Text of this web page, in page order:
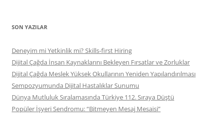
SON YAZILAR
Deneyim mi Yetkinlik mi? Skills-first Hiring
Dijital Çağda İnsan Kaynaklarını Bekleyen Fırsatlar ve Zorluklar
Dijital Çağda Meslek Yüksek Okullarının Yeniden Yapılandırılması
Sempozyumunda Dijital Hastalıklar Sunumu
Dünya Mutluluk Sıralamasında Türkiye 112. Sıraya Düştü
Popüler İşyeri Sendromu: “Bitmeyen Mesaj Mesaisi”